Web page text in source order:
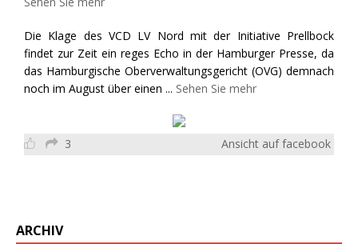
Die Klage des VCD LV Nord mit der Initiative Prellbock
findet zur Zeit ein reges Echo in der Hamburger Presse, da
das Hamburgische Oberverwaltungsgericht (OVG) demnach
noch im August über einen ... Sehen Sie mehr
3 Ansicht auf facebook
ARCHIV